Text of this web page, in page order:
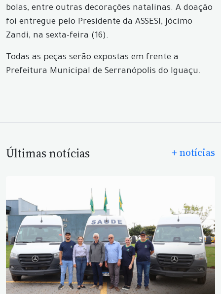
bolas, entre outras decorações natalinas. A doação
foi entregue pelo Presidente da ASSESI, Jócimo
Zandi, na sexta-feira (16).
Todas as peças serão expostas em frente a
Prefeitura Municipal de Serranópolis do Iguaçu.
Últimas notícias + notícias